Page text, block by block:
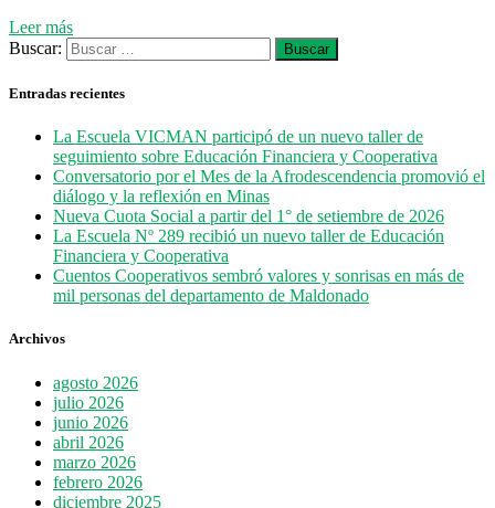
Leer más
Buscar:
Entradas recientes
La Escuela VICMAN participó de un nuevo taller de
seguimiento sobre Educación Financiera y Cooperativa
Conversatorio por el Mes de la Afrodescendencia promovió el
diálogo y la reflexión en Minas
Nueva Cuota Social a partir del 1° de setiembre de 2026
La Escuela Nº 289 recibió un nuevo taller de Educación
Financiera y Cooperativa
Cuentos Cooperativos sembró valores y sonrisas en más de
mil personas del departamento de Maldonado
Archivos
agosto 2026
julio 2026
junio 2026
abril 2026
marzo 2026
febrero 2026
diciembre 2025